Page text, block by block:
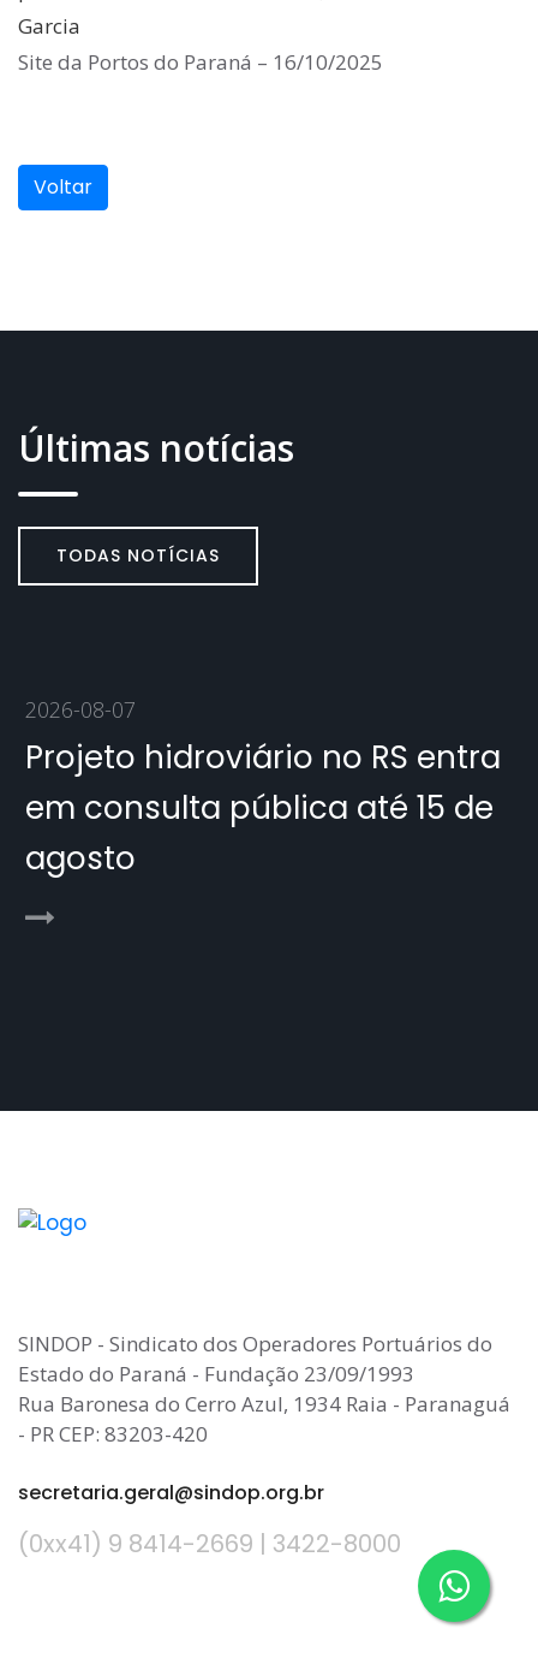
Garcia
Site da Portos do Paraná – 16/10/2025
Voltar
Últimas notícias
TODAS NOTÍCIAS
2026-08-07
Projeto hidroviário no RS entra
em consulta pública até 15 de
agosto
SINDOP - Sindicato dos Operadores Portuários do
Estado do Paraná - Fundação 23/09/1993
Rua Baronesa do Cerro Azul, 1934 Raia - Paranaguá
- PR CEP: 83203-420
secretaria.geral@sindop.org.br
(0xx41) 9 8414-2669 | 3422-8000